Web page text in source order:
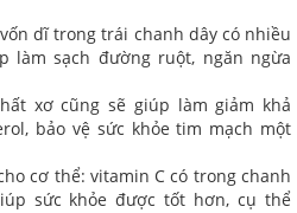
dĩ trong trái chanh dây có nhiều
làm sạch đường ruột, ngăn ngừa
xơ cũng sẽ giúp làm giảm khả
bảo vệ sức khỏe tim mạch một
cơ thể: vitamin C có trong chanh
sức khỏe được tốt hơn, cụ thể